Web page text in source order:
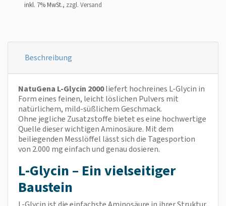
inkl. 7% MwSt., zzgl. Versand
Beschreibung
NatuGena L-Glycin 2000liefert hochreines L-Glycin in
Form eines feinen, leicht löslichen Pulvers mit
natürlichem, mild-süßlichem Geschmack.
Ohne jegliche Zusatzstoffe bietet es eine hochwertige
Quelle dieser wichtigen Aminosäure. Mit dem
beiliegenden Messlöffel lässt sich die Tagesportion
von 2.000 mg einfach und genau dosieren.
L-Glycin – Ein vielseitiger
Baustein